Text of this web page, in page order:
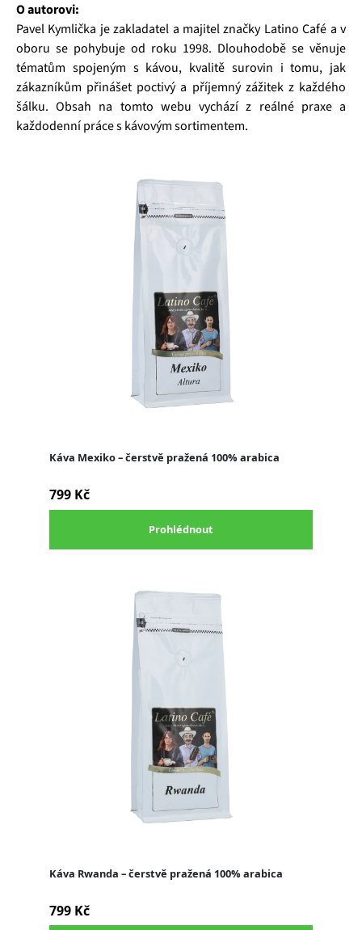
O autorovi:
Pavel Kymlička je zakladatel a majitel značky Latino Café a v
oboru se pohybuje od roku 1998. Dlouhodobě se věnuje
tématům spojeným s kávou, kvalitě surovin i tomu, jak
zákazníkům přinášet poctivý a příjemný zážitek z každého
šálku. Obsah na tomto webu vychází z reálné praxe a
každodenní práce s kávovým sortimentem.